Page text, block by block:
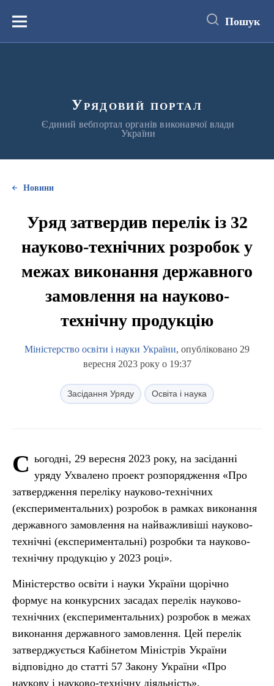
вмістуМеню Пошук
Урядовий портал
Єдиний вебпортал органів виконавчої влади
України
Новини
Уряд затвердив перелік із 32
науково-технічних розробок у
межах виконання державного
замовлення на науково-
технічну продукцію
Міністерство освіти і науки України, опубліковано 29
вересня 2023 року о 19:37
Засідання Уряду Освіта і наука
С ьогодні, 29 вересня 2023 року, на засіданні
уряду Ухвалено проект розпорядження «Про
затвердження переліку науково-технічних
(експериментальних) розробок в рамках виконання
державного замовлення на найважливіші науково-
технічні (експериментальні) розробки та науково-
технічну продукцію у 2023 році».
Міністерство освіти і науки України щорічно
формує на конкурсних засадах перелік науково-
технічних (експериментальних) розробок в межах
виконання державного замовлення. Цей перелік
затверджується Кабінетом Міністрів України
відповідно до статті 57 Закону України «Про
наукову і науково-технічну діяльність».